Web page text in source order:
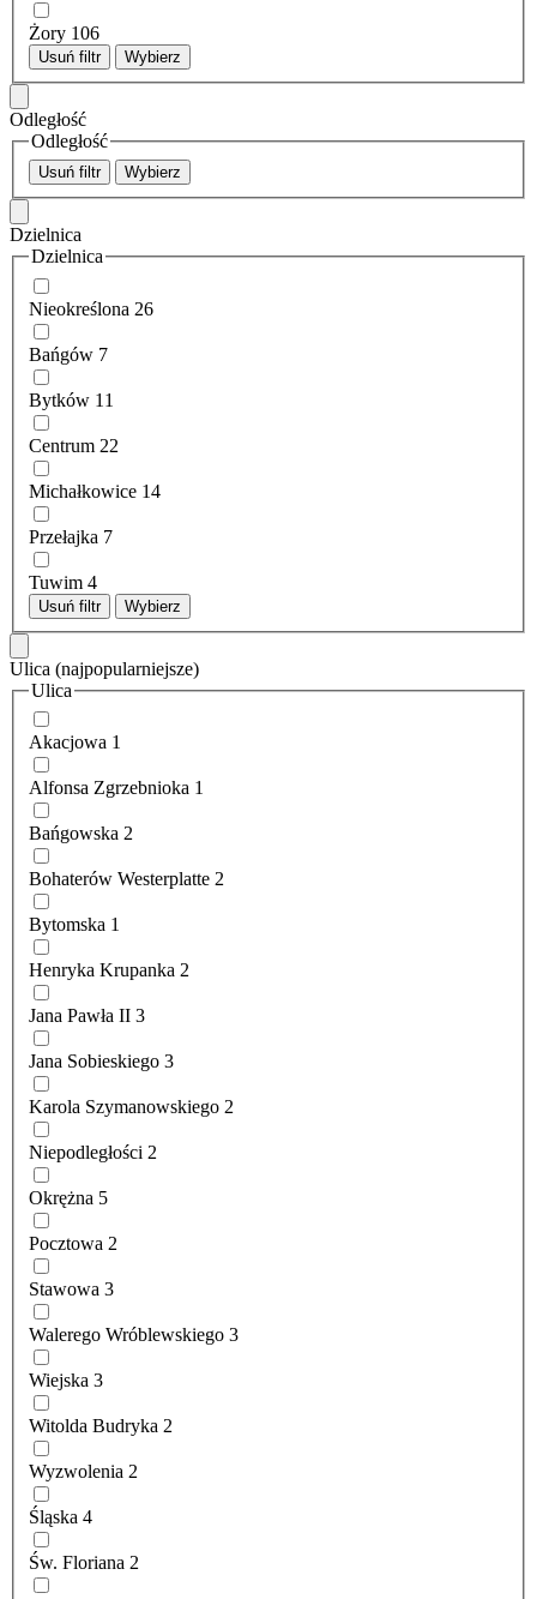
Żory 106
Usuń filtr Wybierz
Odległość
Odległość
Usuń filtr Wybierz
Dzielnica
Dzielnica
Nieokreślona 26
Bańgów 7
Bytków 11
Centrum 22
Michałkowice 14
Przełajka 7
Tuwim 4
Usuń filtr Wybierz
Ulica (najpopularniejsze)
Ulica
Akacjowa 1
Alfonsa Zgrzebnioka 1
Bańgowska 2
Bohaterów Westerplatte 2
Bytomska 1
Henryka Krupanka 2
Jana Pawła II 3
Jana Sobieskiego 3
Karola Szymanowskiego 2
Niepodległości 2
Okrężna 5
Pocztowa 2
Stawowa 3
Walerego Wróblewskiego 3
Wiejska 3
Witolda Budryka 2
Wyzwolenia 2
Śląska 4
Św. Floriana 2